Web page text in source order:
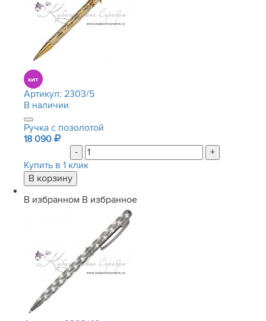
Артикул: 2303/5
В наличии
Ручка с позолотой
18 090
-
+
Купить в 1 клик
В избранном В избранное